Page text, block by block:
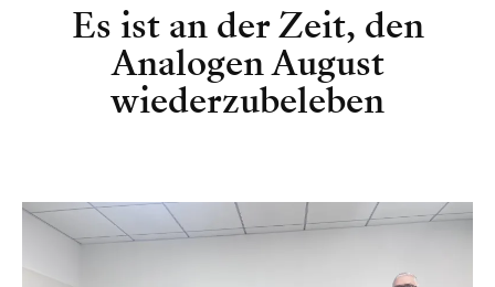
Es ist an der Zeit, den
Analogen August
wiederzubeleben